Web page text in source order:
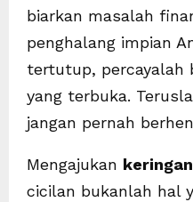
biarkan masalah
penghalang impian
tertutup, percayalah
yang terbuka.
jangan pernah
Mengajukan
cicilan bukanlah hal